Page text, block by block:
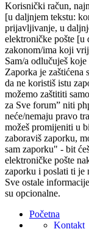
Korisnički račun,
[u daljnjem tekstu:
prijavljivanje, u
elektroničke pošte [u
zakonom/ima koji
Sam/a odlučuješ
Zaporka je zaštićena
da ne koristiš istu
možemo zaštititi
za Sve forum” niti
neće/nemaju pravo
možeš promijeniti u
zaboraviš zaporku,
sam zaporku" - bit
elektroničke pošte
zaporku i poslati ti je
Sve ostale
su opcionalne.
Početna
Kontakt